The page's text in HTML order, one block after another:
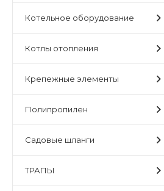
Котельное оборудование
Котлы отопления
Крепежные элементы
Полипропилен
Садовые шланги
ТРАПЫ